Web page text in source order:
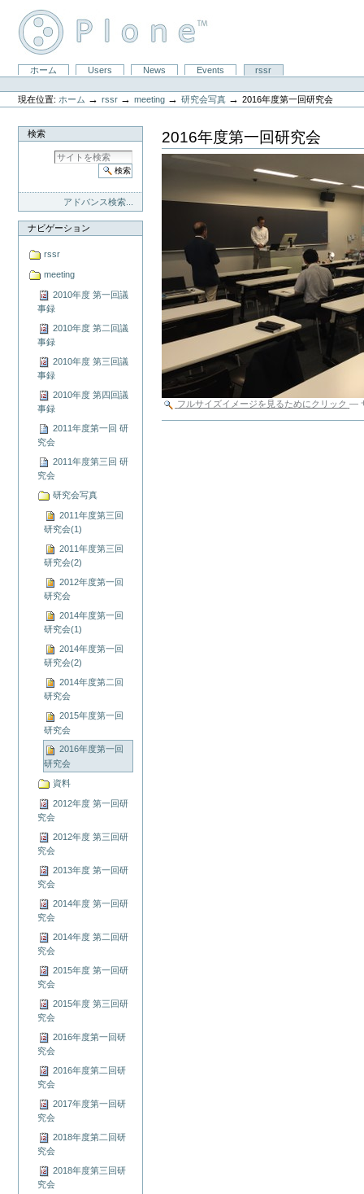
|
シ
ョ
ホーム Users News Events
rssr
ー
ソ
現在位置: ホーム →rssr →meeting →研究会写真 →2016年度第一回研究会
検索
アドバンス検索...
ナビゲーション
rssr
meeting
2010年度 第一回議
事録
2010年度 第二回議
事録
2010年度 第三回議
事録
2010年度 第四回議
事録
2011年度第一回 研
究会
2011年度第三回 研
究会
研究会写真
2011年度第三回
研究会(1)
2011年度第三回
研究会(2)
2012年度第一回
研究会
2014年度第一回
研究会(1)
2014年度第一回
研究会(2)
2014年度第二回
研究会
2015年度第一回
研究会
2016年度第一回
研究会
資料
2012年度 第一回研
究会
2012年度 第三回研
究会
2013年度 第一回研
究会
2014年度 第一回研
究会
2014年度 第二回研
究会
2015年度 第一回研
究会
2015年度 第三回研
究会
2016年度第一回研
究会
2016年度第二回研
究会
2017年度第一回研
究会
2018年度第二回研
究会
2018年度第三回研
究会
2016年度第一回研究会
フルサイズイメージを見るためにクリック —